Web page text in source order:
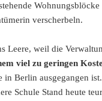
verscherbeln.
Leere, weil die
viel zu geringen
in Berlin ausgegangen
Schule Stand heute